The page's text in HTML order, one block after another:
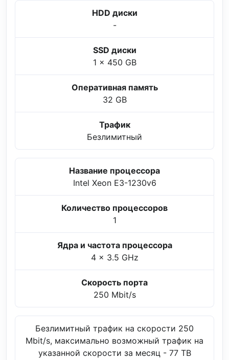
HDD диски
-
SSD диски
1 x 450 GB
Оперативная память
32 GB
Трафик
Безлимитный
Название процессора
Intel Xeon E3-1230v6
Количество процессоров
1
Ядра и частота процессора
4 x 3.5 GHz
Скорость порта
250 Mbit/s
Безлимитный трафик на скорости 250
Mbit/s, максимально возможный трафик на
указанной скорости за месяц - 77 TB